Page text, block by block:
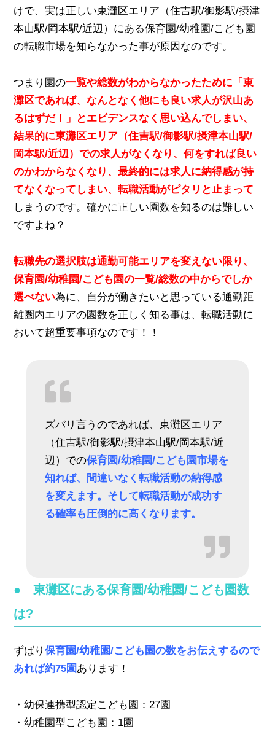
けで、実は正しい東灘区エリア（住吉駅/御影駅/摂津
本山駅/岡本駅/近辺） にある保育園/幼稚園/こども園
の転職市場を知らなかった事が原因なのです。
つまり園の一覧や総数がわからなかったために「東
灘区であれば、なんとなく他にも良い求人が沢山あ
るはずだ！」とエビデンスなく思い込んでしまい、
結果的に東灘区エリア（住吉駅/御影駅/摂津本山駅/
岡本駅/近辺）での求人がなくなり、何をすれば良い
のかわからなくなり、最終的には求人に納得感が持
てなくなってしまい、転職活動がピタリと止まって
しまうのです。確かに正しい園数を知るのは難しい
ですよね？
転職先の選択肢は通勤可能エリアを変えない限り、
保育園/幼稚園/こども園の一覧/総数の中からでしか
選べない為に、自分が働きたいと思っている通勤距
離圏内エリアの園数を正しく知る事は、転職活動に
おいて超重要事項なのです！！
ズバリ言うのであれば、東灘区エリア
（住吉駅/御影駅/摂津本山駅/岡本駅/近
辺）での保育園/幼稚園/こども園市場を
知れば、間違いなく転職活動の納得感
を変えます。そして転職活動が成功す
る確率も圧倒的に高くなります。
● 東灘区にある保育園/幼稚園/こども園数
は?
ずばり保育園/幼稚園/こども園の数をお伝えするので
あれば約75園あります！
・幼保連携型認定こども園：27園
・幼稚園型こども園：1園